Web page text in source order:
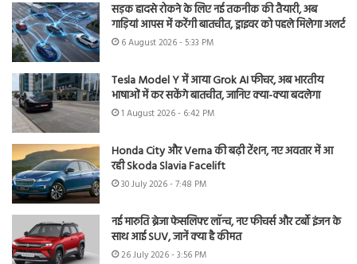
सड़क हादसे रोकने के लिए नई तकनीक की तैयारी, अब
गाड़ियां आपस में करेंगी बातचीत, ड्राइवर को पहले मिलेगा अलर्ट
6 August 2026 - 5:33 PM
Tesla Model Y में आया Grok AI फीचर, अब भारतीय
भाषाओं में कर सकेंगे बातचीत, जानिए क्या-क्या बदलेगा
1 August 2026 - 6:42 PM
Honda City और Verna की बढ़ी टेंशन, नए अवतार में आ
रही Skoda Slavia Facelift
30 July 2026 - 7:48 PM
नई मारुति ब्रेजा फेसलिफ्ट लॉन्च, नए फीचर्स और टर्बो इंजन के
साथ आई SUV, जानें क्या है कीमत
26 July 2026 - 3:56 PM